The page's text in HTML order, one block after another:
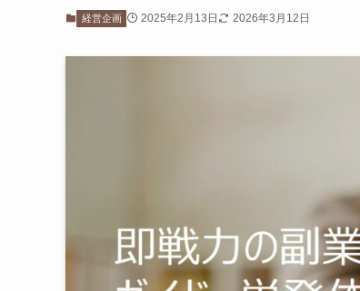
経営企画 2025年2月13日 2026年3月12日